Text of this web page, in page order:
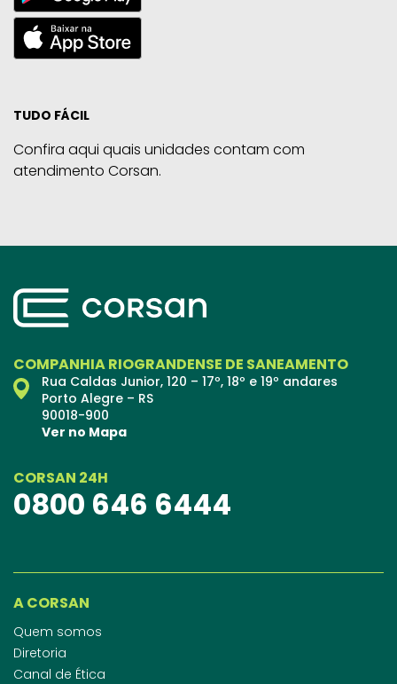
TUDO FÁCIL
Confira aqui quais unidades contam com
atendimento Corsan.
COMPANHIA RIOGRANDENSE DE SANEAMENTO
Rua Caldas Junior, 120 – 17º, 18º e 19º andares
Porto Alegre – RS
90018-900
Ver no Mapa
CORSAN 24H
0800 646 6444
A CORSAN
Quem somos
Diretoria
Canal de Ética